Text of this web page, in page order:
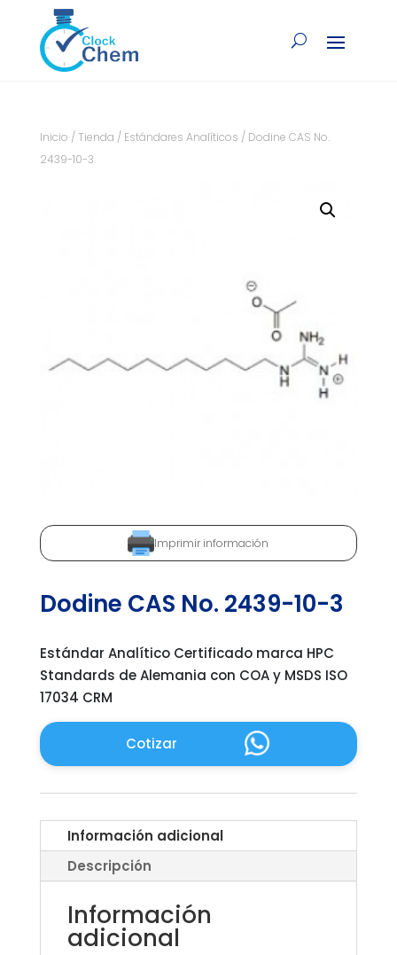
Inicio / Tienda / Estándares Analíticos / Dodine CAS No.
2439-10-3
Imprimir información
Dodine CAS No. 2439-10-3
Estándar Analítico Certificado marca HPC
Standards de Alemania con COA y MSDS ISO
17034 CRM
Cotizar
Información adicional
Descripción
Información
adicional